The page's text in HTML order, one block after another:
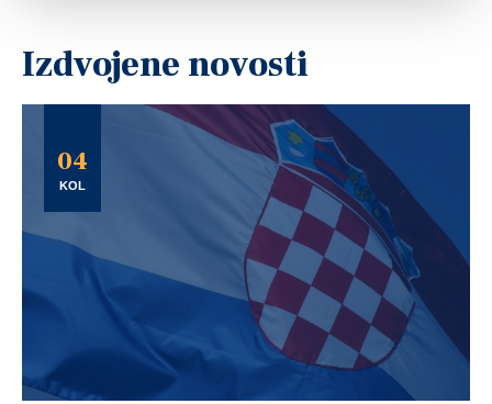
Izdvojene novosti
04
KOL